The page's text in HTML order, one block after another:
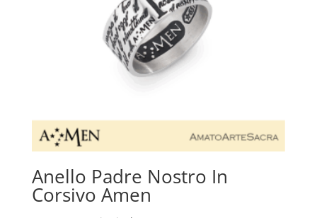
Anello Padre Nostro In
Corsivo Amen